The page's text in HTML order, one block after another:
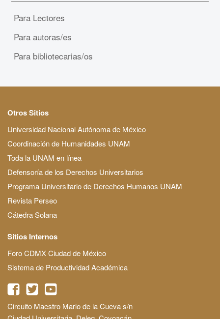
Para Lectores
Para autoras/es
Para bibliotecarias/os
Otros Sitios
Universidad Nacional Autónoma de México
Coordinación de Humanidades UNAM
Toda la UNAM en línea
Defensoría de los Derechos Universitarios
Programa Universitario de Derechos Humanos UNAM
Revista Perseo
Cátedra Solana
Sitios Internos
Foro CDMX Ciudad de México
Sistema de Productividad Académica
Circuito Maestro Mario de la Cueva s/n